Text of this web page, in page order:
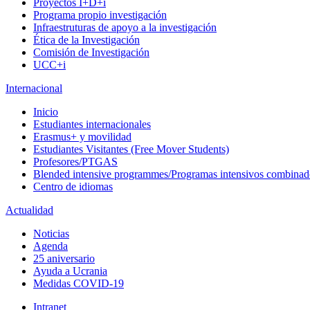
Proyectos I+D+i
Programa propio investigación
Infraestruturas de apoyo a la investigación
Ética de la Investigación
Comisión de Investigación
UCC+i
Internacional
Inicio
Estudiantes internacionales
Erasmus+ y movilidad
Estudiantes Visitantes (Free Mover Students)
Profesores/PTGAS
Blended intensive programmes/Programas intensivos
Centro de idiomas
Actualidad
Noticias
Agenda
25 aniversario
Ayuda a Ucrania
Medidas COVID-19
Intranet